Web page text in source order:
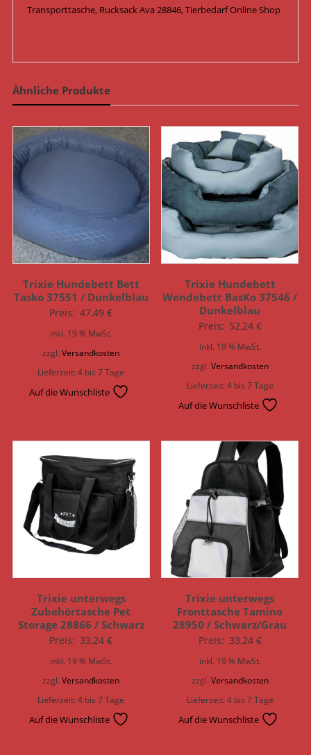
Transporttasche, Rucksack Ava 28846, Tierbedarf Online Shop
Ähnliche Produkte
Trixie Hundebett Bett
Tasko 37551 / Dunkelblau
Preis: 47,49€
inkl. 19 % MwSt.
zzgl.Versandkosten
Lieferzeit:4 bis 7 Tage
Auf die Wunschliste
Trixie Hundebett
Wendebett BasKo 37546 /
Dunkelblau
Preis: 52,24 €
inkl. 19 % MwSt.
zzgl. Versandkosten
Lieferzeit:4 bis 7 Tage
Auf die Wunschliste
Trixie unterwegs
Zubehörtasche Pet
Storage 28866 / Schwarz
Preis: 33,24€
inkl. 19 % MwSt.
zzgl.Versandkosten
Lieferzeit:4 bis 7 Tage
Auf die Wunschliste
Trixie unterwegs
Fronttasche Tamino
28950 / Schwarz/Grau
Preis: 33,24 €
inkl. 19 % MwSt.
zzgl. Versandkosten
Lieferzeit:4 bis 7 Tage
Auf die Wunschliste